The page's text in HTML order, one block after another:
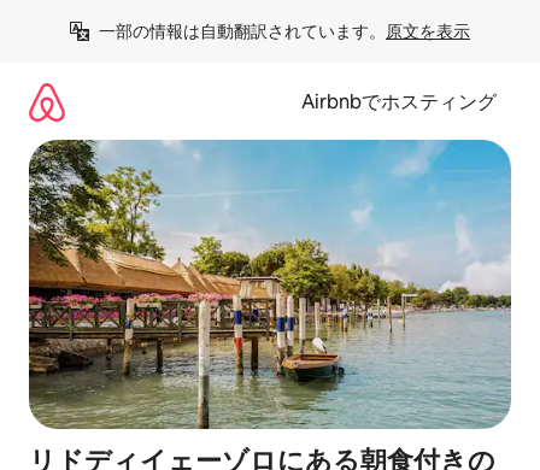
一部の情報は自動翻訳されています。 原文を表示
Airbnbでホスティング
リドディイェーゾロにある朝食付きの